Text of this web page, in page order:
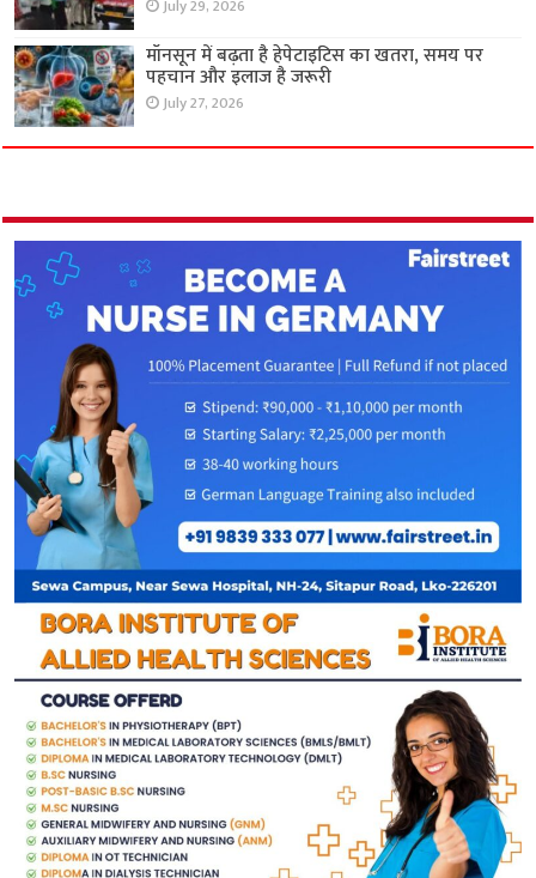
July 29, 2026
मॉनसून में बढ़ता है हेपेटाइटिस का खतरा, समय पर
पहचान और इलाज है जरूरी
July 27, 2026